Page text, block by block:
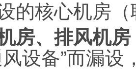
核心机房（
房、排风机房
风设备”而漏